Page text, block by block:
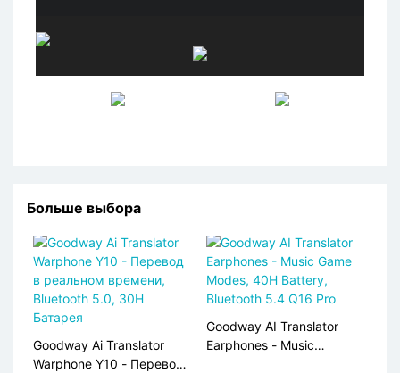
Больше выбора
Goodway Ai Translator
Warphone Y10 - Перевод
Goodway AI Translator
Earphones - Music